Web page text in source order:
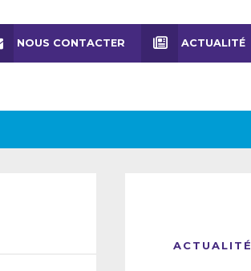
NOUS CONTACTER ACTUALITÉ
ACTUALITÉ